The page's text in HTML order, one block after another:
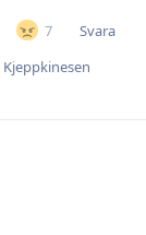
7
Svara
Kjeppkinesen